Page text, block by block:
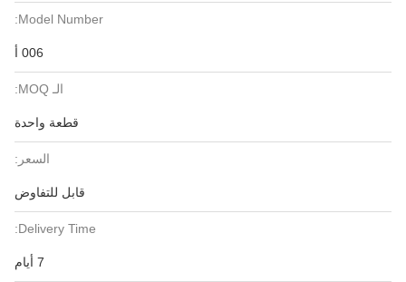
Model Number:
006 أ
الـ MOQ:
قطعة واحدة
السعر:
قابل للتفاوض
Delivery Time:
7 أيام